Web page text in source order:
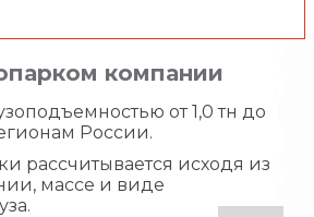
компании
от 1,0 тн до
России.
рассчитывается исходя из
массе и виде